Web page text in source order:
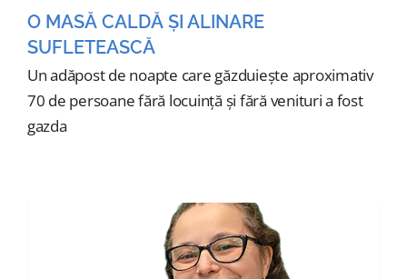
O MASĂ CALDĂ ȘI ALINARE
SUFLETEASCĂ
Un adăpost de noapte care găzduiește aproximativ
70 de persoane fără locuință și fără venituri a fost
gazda